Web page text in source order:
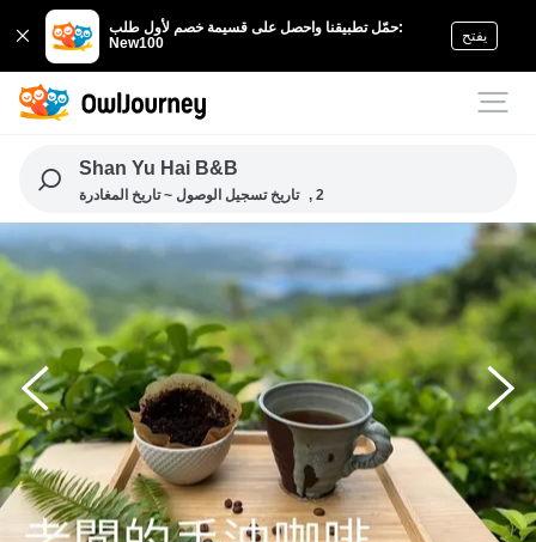
حمّل تطبيقنا واحصل على قسيمة خصم لأول طلب:
New100
يفتح
Shan Yu Hai B&B
تاريخ تسجيل الوصول ~ تاريخ المغادرة , 2